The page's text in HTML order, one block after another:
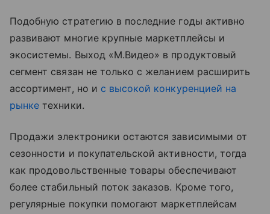
Подобную стратегию в последние годы активно
развивают многие крупные маркетплейсы и
экосистемы. Выход «М.Видео» в продуктовый
сегмент связан не только с желанием расширить
ассортимент, но и с высокой конкуренцией на
рынке техники.
Продажи электроники остаются зависимыми от
сезонности и покупательской активности, тогда
как продовольственные товары обеспечивают
более стабильный поток заказов. Кроме того,
регулярные покупки помогают маркетплейсам